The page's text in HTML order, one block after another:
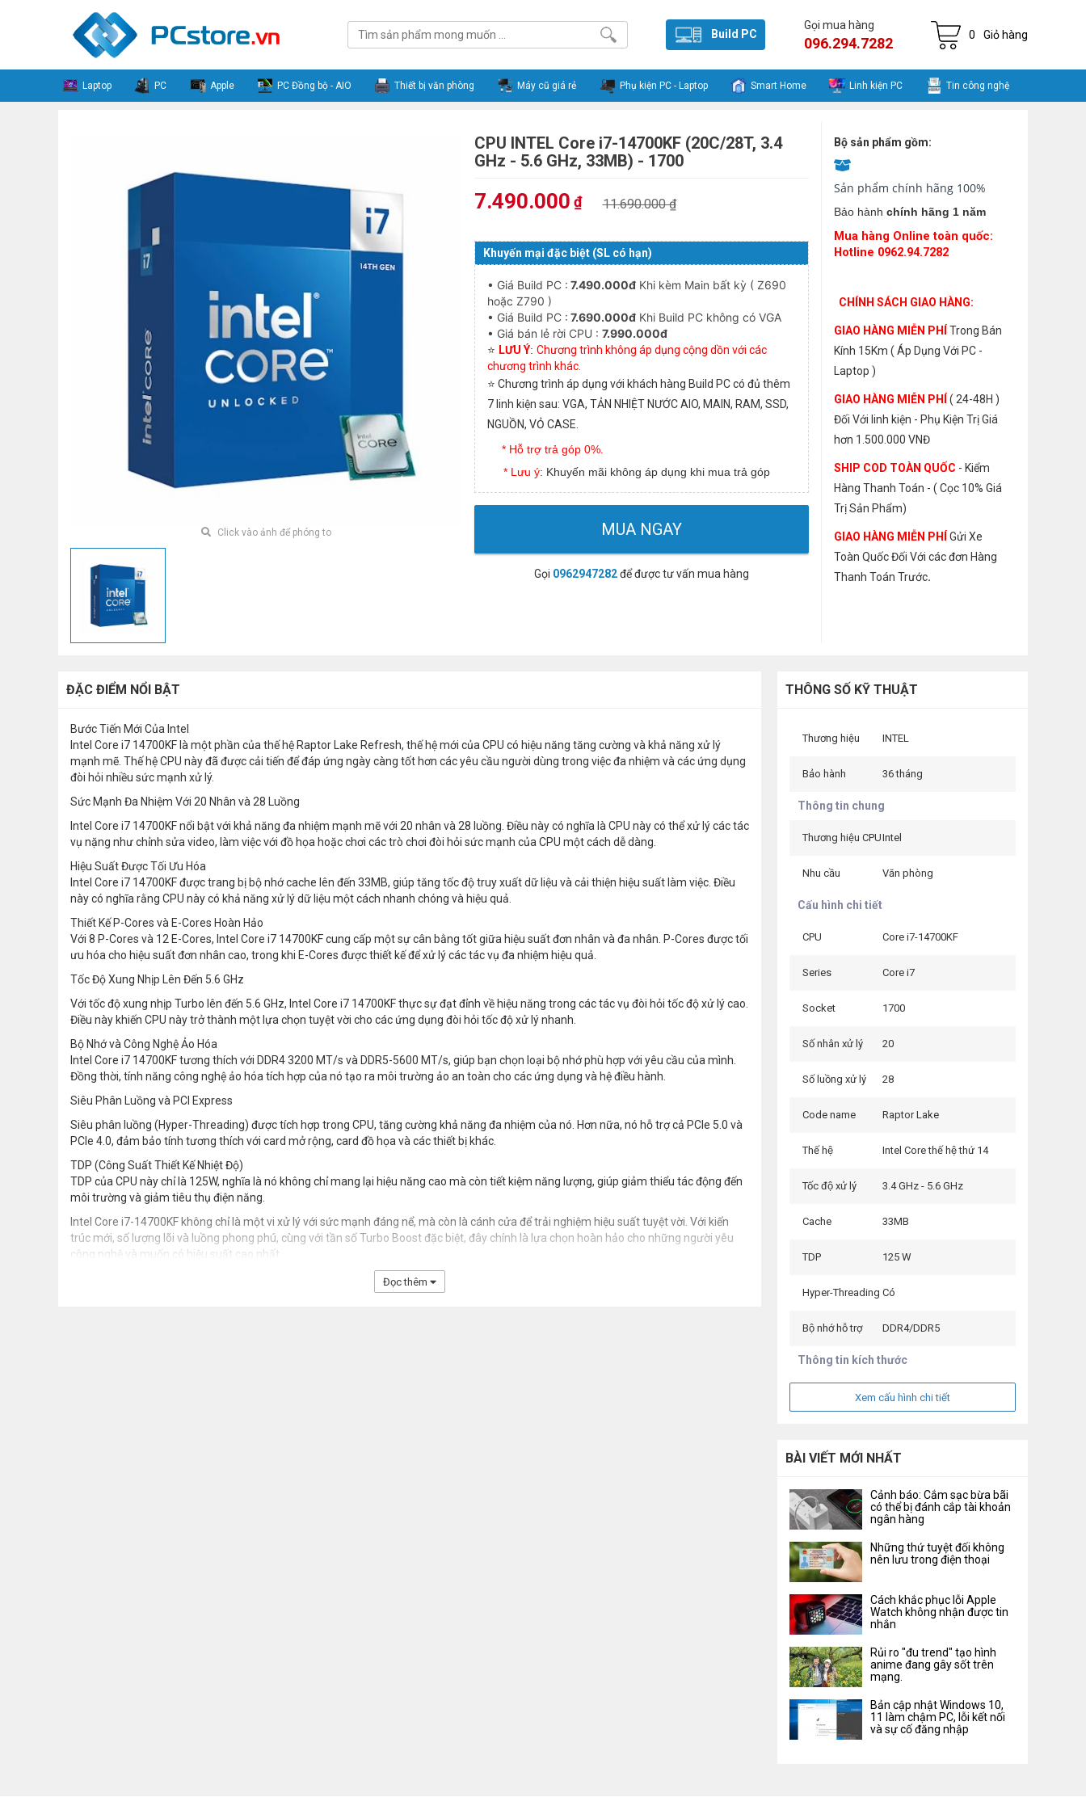
Build PC
Gọi mua hàng
096.294.7282 0 Giỏ hàng
Laptop PC Apple PC Đồng bộ - AIO Thiết bị văn phòng Máy cũ giá rẻ Phụ kiện PC - Laptop Smart Home Linh kiện PC Tin công nghệ
Click vào ảnh để phóng to
CPU INTEL Core i7-14700KF (20C/28T, 3.4
GHz - 5.6 GHz, 33MB) - 1700
7.490.000 ₫ 11.690.000 ₫
Khuyến mại đặc biệt (SL có hạn)
• Giá Build PC : 7.490.000đKhi kèm Main bất kỳ ( Z690
hoặc Z790 )
• Giá Build PC : 7.690.000đKhi Build PC không có VGA
• Giá bán lẻ rời CPU : 7.990.000đ
⭐ LƯU Ý: Chương trình không áp dụng cộng dồn với các
chương trình khác.
⭐ Chương trình áp dụng với khách hàng Build PC có đủ thêm
7 linh kiện sau: VGA, TẢN NHI ỆT NƯỚC AIO, MAIN, RAM, SSD,
NGUỒN, VỎ CASE.
* Hỗ trợ trả góp 0%.
* Lưu ý: Khuyến mãi không áp dụng khi mua trả góp
MUA NGAY
Gọi 0962947282để được tư vấn mua hàng
Bộ sản phẩm gồm:
Sản phẩm chính hãng 100%
Bảo hành chính hãng 1 năm
Mua hàng Online toàn quốc:
Hotline 0962.94.7282
CHÍNH SÁCH GIAO HÀNG:
GIAO HÀNG MIỄN PHÍ
Trong Bán
Kính 15Km ( Áp Dụng Với PC -
Laptop )
GIAO HÀNG MIỄN PHÍ
( 24-48H )
Đối Với linh kiện - Phụ Kiện Trị Giá
hơn 1.500.000 VNĐ
SHIP COD TOÀN QUỐC - Kiểm
Hàng Thanh Toán - ( Cọc 10% Giá
Trị Sản Phẩm)
GIAO HÀNG MIỄN PHÍ
Gửi Xe
Toàn Quốc Đối Với các đơn Hàng
Thanh Toán Trước.
ĐẶC ĐIỂM NỔI BẬT
Bước Tiến Mới Của Intel
Intel Core i7 14700KF là một phần của thế hệ Raptor Lake Refresh, thế hệ mới của CPU có hiệu năng tăng cường và khả năng xử lý
mạnh mẽ. Thế hệ CPU này đã được cải tiến để đáp ứng ngày càng tốt hơn các yêu cầu người dùng trong việc đa nhiệm và các ứng dụng
đòi hỏi nhiều sức mạnh xử lý.
Sức Mạnh Đa Nhiệm Với 20 Nhân và 28 Luồng
Intel Core i7 14700KF nổi bật với khả năng đa nhiệm mạnh mẽ với 20 nhân và 28 luồng. Điều này có nghĩa là CPU này có thể xử lý các tác
vụ nặng như chỉnh sửa video, làm việc với đồ họa hoặc chơi các trò chơi đòi hỏi sức mạnh của CPU một cách dễ dàng.
Hiệu Suất Được Tối Ưu Hóa
Intel Core i7 14700KF được trang bị bộ nhớ cache lên đến 33MB, giúp tăng tốc độ truy xuất dữ liệu và cải thiện hiệu suất làm việc. Điều
này có nghĩa rằng CPU này có khả năng xử lý dữ liệu một cách nhanh chóng và hiệu quả.
Thiết Kế P-Cores và E-Cores Hoàn Hảo
Với 8 P-Cores và 12 E-Cores, Intel Core i7 14700KF cung cấp một sự cân bằng tốt giữa hiệu suất đơn nhân và đa nhân. P-Cores được tối
ưu hóa cho hiệu suất đơn nhân cao, trong khi E-Cores được thiết kế để xử lý các tác vụ đa nhiệm hiệu quả.
Tốc Độ Xung Nhịp Lên Đến 5.6 GHz
Với tốc độ xung nhịp Turbo lên đến 5.6 GHz, Intel Core i7 14700KF thực sự đạt đỉnh về hiệu năng trong các tác vụ đòi hỏi tốc độ xử lý cao.
Điều này khiến CPU này trở thành một lựa chọn tuyệt vời cho các ứng dụng đòi hỏi tốc độ xử lý nhanh.
Bộ Nhớ và Công Nghệ Ảo Hóa
Intel Core i7 14700KF tương thích với DDR4 3200 MT/s và DDR5-5600 MT/s, giúp bạn chọn loại bộ nhớ phù hợp với yêu cầu của mình.
Đồng thời, tính năng công nghệ ảo hóa tích hợp của nó tạo ra môi trường ảo an toàn cho các ứng dụng và hệ điều hành.
Siêu Phân Luồng và PCI Express
Siêu phân luồng (Hyper-Threading) được tích hợp trong CPU, tăng cường khả năng đa nhiệm của nó. Hơn nữa, nó hỗ trợ cả PCIe 5.0 và
PCIe 4.0, đảm bảo tính tương thích với card mở rộng, card đồ họa và các thiết bị khác.
TDP (Công Suất Thiết Kế Nhiệt Độ)
TDP của CPU này chỉ là 125W, nghĩa là nó không chỉ mang lại hiệu năng cao mà còn tiết kiệm năng lượng, giúp giảm thiểu tác động đến
môi trường và giảm tiêu thụ điện năng.
Intel Core i7-14700KF không chỉ là một vi xử lý với sức mạnh đáng nể, mà còn là cánh cửa để trải nghiệm hiệu suất tuyệt vời. Với kiến
trúc mới, số lượng lõi và luồng phong phú, cùng với tần số Turbo Boost đặc biệt, đây chính là lựa chọn hoàn hảo cho những người yêu
công nghệ và muốn có hiệu suất cao nhất.
Đọc thêm
THÔNG SỐ KỸ THUẬT
Thương hiệu INTEL
Bảo hành 36 tháng
Thông tin chung
Thương hiệu CPUIntel
Nhu cầu Văn phòng
Cấu hình chi tiết
CPU Core i7-14700KF
Series Core i7
Socket 1700
Số nhân xử lý 20
Số luồng xử lý 28
Code name Raptor Lake
Thế hệ Intel Core thế hệ thứ 14
Tốc độ xử lý 3.4 GHz - 5.6 GHz
Cache 33MB
TDP 125 W
Hyper-Threading Có
Bộ nhớ hỗ trợ DDR4/DDR5
Thông tin kích thước
Xem cấu hình chi tiết
BÀI VIẾT MỚI NHẤT
Cảnh báo: Cắm sạc bừa bãi
có thể bị đánh cắp tài khoản
ngân hàng
Những thứ tuyệt đối không
nên lưu trong điện thoại
Cách khắc phục lỗi Apple
Watch không nhận được tin
nhắn
Rủi ro "đu trend" tạo hình
anime đang gây sốt trên
mạng.
Bản cập nhật Windows 10,
11 làm chậm PC, lỗi kết nối
và sự cố đăng nhập